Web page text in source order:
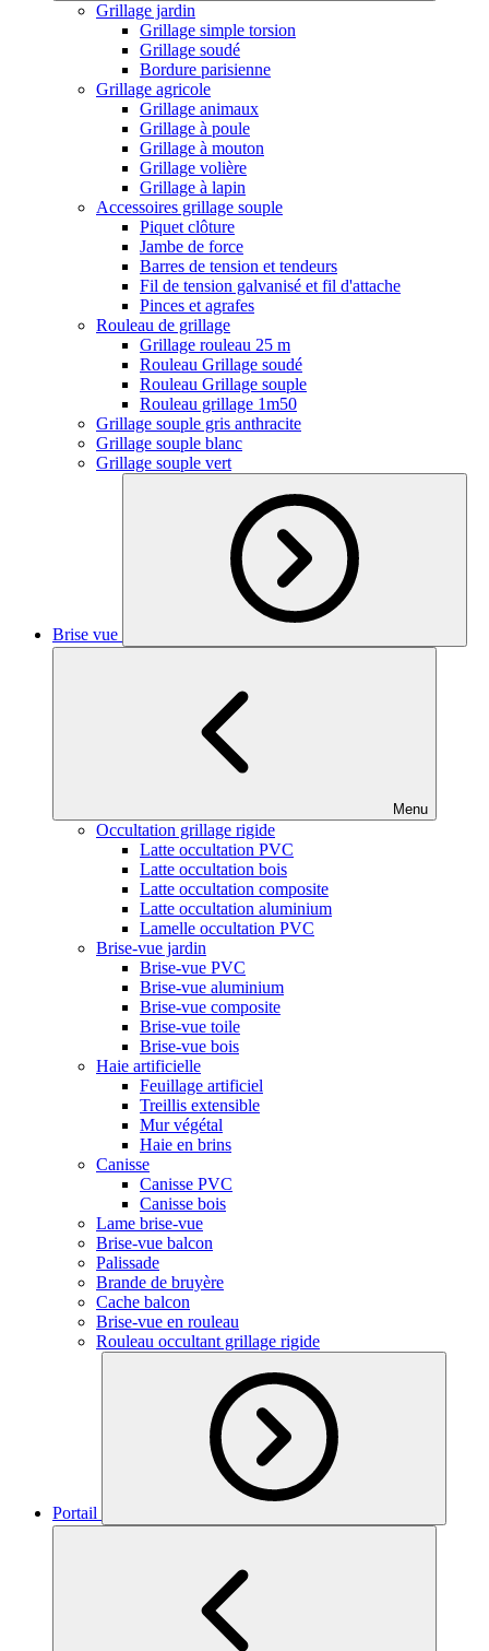
Grillage jardin
Grillage simple torsion
Grillage soudé
Bordure parisienne
Grillage agricole
Grillage animaux
Grillage à poule
Grillage à mouton
Grillage volière
Grillage à lapin
Accessoires grillage souple
Piquet clôture
Jambe de force
Barres de tension et tendeurs
Fil de tension galvanisé et fil d'attache
Pinces et agrafes
Rouleau de grillage
Grillage rouleau 25 m
Rouleau Grillage soudé
Rouleau Grillage souple
Rouleau grillage 1m50
Grillage souple gris anthracite
Grillage souple blanc
Grillage souple vert
Brise vue
Menu
Occultation grillage rigide
Latte occultation PVC
Latte occultation bois
Latte occultation composite
Latte occultation aluminium
Lamelle occultation PVC
Brise-vue jardin
Brise-vue PVC
Brise-vue aluminium
Brise-vue composite
Brise-vue toile
Brise-vue bois
Haie artificielle
Feuillage artificiel
Treillis extensible
Mur végétal
Haie en brins
Canisse
Canisse PVC
Canisse bois
Lame brise-vue
Brise-vue balcon
Palissade
Brande de bruyère
Cache balcon
Brise-vue en rouleau
Rouleau occultant grillage rigide
Portail